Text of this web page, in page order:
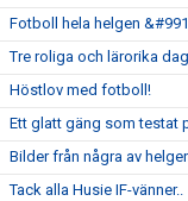
Fotboll hela helgen
Tre roliga och lärorika
Höstlov med fotboll!
Ett glatt gäng som testat
Bilder från några av
Tack alla Husie IF-vänner..